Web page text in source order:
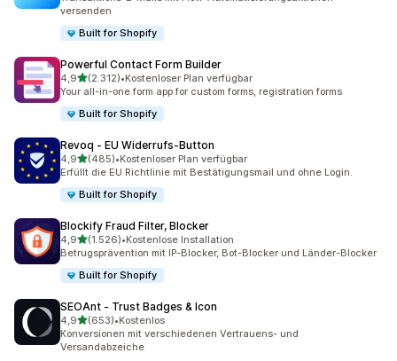
versenden
Built for Shopify
Powerful Contact Form Builder
4,9von 5 Sternen
(2.312)
2312 Rezensionen insgesamt
•Kostenloser Plan verfügbar
Your all-in-one form app for custom forms, registration forms
Built for Shopify
Revoq ‑ EU Widerrufs‑Button
4,9von 5 Sternen
(485)
485 Rezensionen insgesamt
•Kostenloser Plan verfügbar
Erfüllt die EU Richtlinie mit Bestätigungsmail und ohne Login.
Built for Shopify
Blockify Fraud Filter, Blocker
4,9von 5 Sternen
(1.526)
1526 Rezensionen insgesamt
•Kostenlose Installation
Betrugsprävention mit IP-Blocker, Bot-Blocker und Länder-Blocker
Built for Shopify
SEOAnt ‑ Trust Badges & Icon
4,9von 5 Sternen
(653)
653 Rezensionen insgesamt
•Kostenlos
Konversionen mit verschiedenen Vertrauens- und
Versandabzeiche